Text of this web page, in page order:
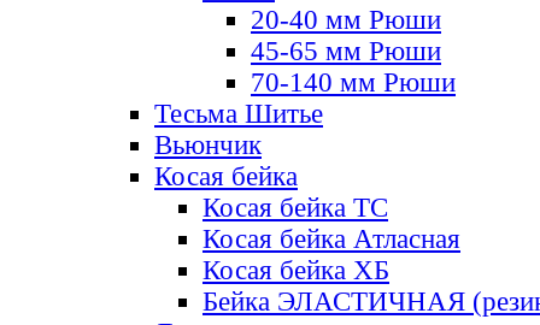
20-40 мм Рюши
45-65 мм Рюши
70-140 мм Рюши
Тесьма Шитье
Вьюнчик
Косая бейка
Косая бейка ТС
Косая бейка Атласная
Косая бейка ХБ
Бейка ЭЛАСТИЧНАЯ